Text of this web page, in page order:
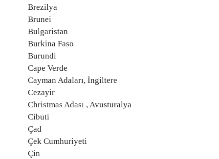
Brezilya
Brunei
Bulgaristan
Burkina Faso
Burundi
Cape Verde
Cayman Adaları, İngiltere
Cezayir
Christmas Adası , Avusturalya
Cibuti
Çad
Çek Cumhuriyeti
Çin